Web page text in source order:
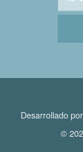
Desarrollado
©